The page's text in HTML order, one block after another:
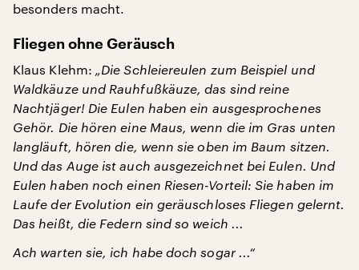
besonders macht.
Fliegen ohne Geräusch
Klaus Klehm: „Die Schleiereulen zum Beispiel und
Waldkäuze und Rauhfußkäuze, das sind reine
Nachtjäger! Die Eulen haben ein ausgesprochenes
Gehör. Die hören eine Maus, wenn die im Gras unten
langläuft, hören die, wenn sie oben im Baum sitzen.
Und das Auge ist auch ausgezeichnet bei Eulen. Und
Eulen haben noch einen Riesen-Vorteil: Sie haben im
Laufe der Evolution ein geräuschloses Fliegen gelernt.
Das heißt, die Federn sind so weich ...
Ach warten sie, ich habe doch sogar ...“